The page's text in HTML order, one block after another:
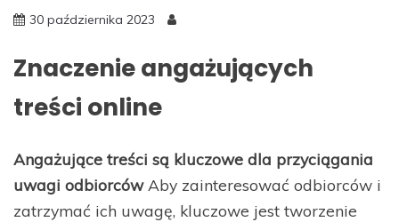
30 października 2023
Znaczenie angażujących
treści online
Angażujące treści są kluczowe dla przyciągania
uwagi odbiorcówAby zainteresować odbiorców i
zatrzymać ich uwagę, kluczowe jest tworzenie